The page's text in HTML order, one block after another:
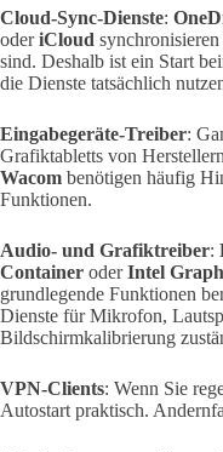
Cloud-Sync-Dienste:
oderiCloud
sind. Deshalb ist ein Start
die Dienste tatsächlich
Eingabegeräte-Treiber:
Grafiktabletts von
Wacom benötigen häufig
Funktionen.
Audio- und Grafiktreiber:
Container oderIntel
grundlegende Funktionen
Dienste für Mikrofon,
Bildschirmkalibrierung
VPN-Clients: Wenn Sie
Autostart praktisch.